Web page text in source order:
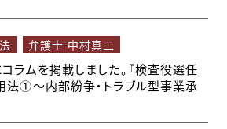
弁護士 中村真二
ラムを掲載しました。『検査役選任
法①～内部紛争・トラブル型事業承